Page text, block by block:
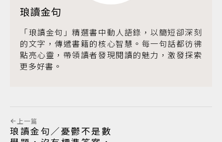
琅讀金句
「琅讀金句」精選書中動人語錄，以簡短卻深刻
的文字，傳遞書籍的核心智慧。每一句話都彷彿
點亮心靈，帶領讀者發現閱讀的魅力，激發探索
更多好書。
上一篇
琅讀金句／憂鬱不是數